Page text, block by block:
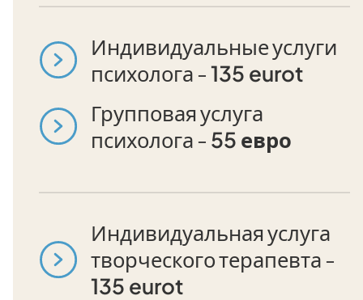
Индивидуальные услуги
психолога -135 eurot
Групповая услуга
психолога - 55 евро
Индивидуальная услуга
творческого терапевта -
135 eurot